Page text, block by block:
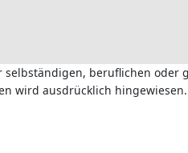
beruflichen oder
wird ausdrücklich